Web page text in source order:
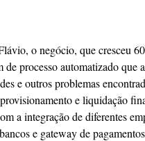
o negócio, que cresceu
de processo automatizado
e outros problemas
e liquidação
a integração de diferentes
e gateway de